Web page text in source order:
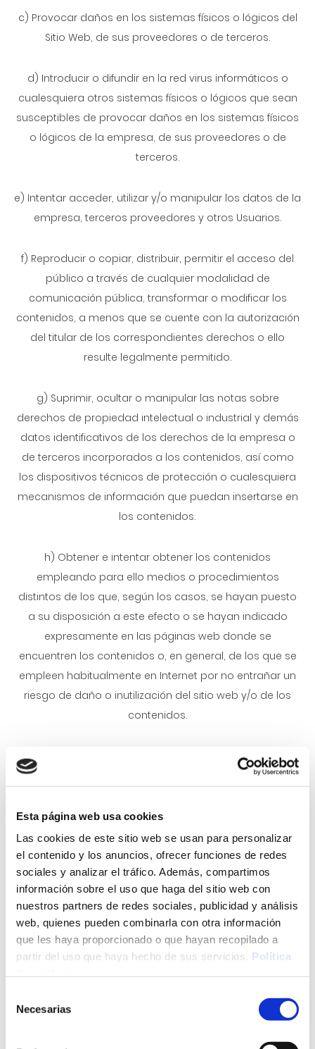
Esta página web usa cookies
Las cookies de este sitio web se usan para personalizar
el contenido y los anuncios, ofrecer funciones de redes
sociales y analizar el tráfico. Además, compartimos
información sobre el uso que haga del sitio web con
nuestros partners de redes sociales, publicidad y análisis
web, quienes pueden combinarla con otra información
que les haya proporcionado o que hayan recopilado a
partir del uso que haya hecho de sus servicios. Política
Necesarias
c) Provocar daños en los sistemas físicos o lógicos del
Sitio Web, de sus proveedores o de terceros.
d) Introducir o difundir en la red virus informáticos o
cualesquiera otros sistemas físicos o lógicos que sean
susceptibles de provocar daños en los sistemas físicos
o lógicos de la empresa, de sus proveedores o de
terceros.
e) Intentar acceder, utilizar y/o manipular los datos de la
empresa, terceros proveedores y otros Usuarios.
f) Reproducir o copiar, distribuir, permitir el acceso del
público a través de cualquier modalidad de
comunicación pública, transformar o modificar los
contenidos, a menos que se cuente con la autorización
del titular de los correspondientes derechos o ello
resulte legalmente permitido.
g) Suprimir, ocultar o manipular las notas sobre
derechos de propiedad intelectual o industrial y demás
datos identificativos de los derechos de la empresa o
de terceros incorporados a los contenidos, así como
los dispositivos técnicos de protección o cualesquiera
mecanismos de información que puedan insertarse en
los contenidos.
h) Obtener e intentar obtener los contenidos
empleando para ello medios o procedimientos
distintos de los que, según los casos, se hayan puesto
a su disposición a este efecto o se hayan indicado
expresamente en las páginas web donde se
encuentren los contenidos o, en general, de los que se
empleen habitualmente en Internet por no entrañar un
riesgo de daño o inutilización del sitio web y/o de los
contenidos.
i) En particular, y a título meramente indicativo y no
exhaustivo, el Usuario se compromete a no transmitir,
informaciones, datos, contenidos, mensajes, gráficos,
dibujos, archivos de sonido y/o imagen, fotografías,
grabaciones, software y, en general, cualquier clase de
material que:
(i) De cualquier forma sea contrario, menosprecie o
atente contra los derechos fundamentales y las
libertades públicas reconocidas constitucionalmente,
en los Tratados Internacionales y en el resto de la